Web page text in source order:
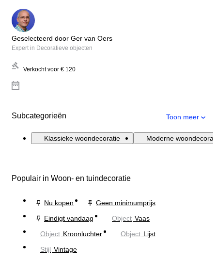
Geselecteerd door Ger van Oers
Expert in Decoratieve objecten
Verkocht voor € 120
Subcategorieën Toon meer
Klassieke woondecoratie Moderne
Populair in Woon- en tuindecoratie
Nu kopen
Geen minimumprijs
Eindigt vandaag
Object Vaas
Object Kroonluchter Object Lijst
Stijl Vintage